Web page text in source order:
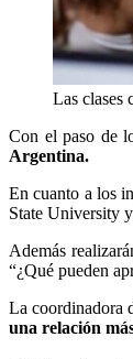
Las clases
Con el paso de
Argentina.
En cuanto a los
State University
Además
“¿Qué pueden
La coordinadora
una relación